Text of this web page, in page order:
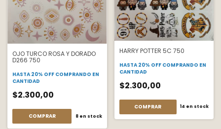
OJO TURCO ROSA Y DORADO
D266 750
HASTA 20% OFF COMPRANDO EN
CANTIDAD
$2.300,00
COMPRAR 8en stock
HARRY POTTER 5C 750
HASTA 20% OFF COMPRANDO EN
CANTIDAD
$2.300,00
COMPRAR 14 en stock